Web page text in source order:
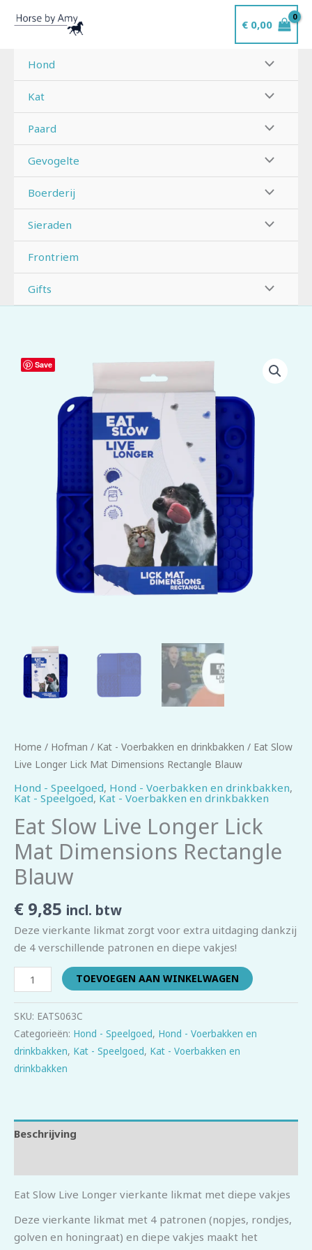
naar
inhoud
€0,00
Hond
Kat
Paard
Gevogelte
Boerderij
Sieraden
Frontriem
Gifts
Save
Home / Hofman / Kat - Voerbakken en drinkbakken / Eat Slow
Live Longer Lick Mat Dimensions Rectangle Blauw
Hond - Speelgoed, Hond - Voerbakken en drinkbakken,
Kat - Speelgoed, Kat - Voerbakken en drinkbakken
Eat Slow Live Longer Lick
Mat Dimensions Rectangle
Blauw
€ 9,85 incl. btw
Deze vierkante likmat zorgt voor extra uitdaging dankzij
de 4 verschillende patronen en diepe vakjes!
Eat
Slow
Rectangle
TOEVOEGEN AAN WINKELWAGEN
SKU: EATS063C
Categorieën: Hond - Speelgoed, Hond - Voerbakken en
drinkbakken, Kat - Speelgoed, Kat - Voerbakken en
drinkbakken
Beschrijving
Eat Slow Live Longer vierkante likmat met diepe vakjes
Deze vierkante likmat met 4 patronen (nopjes, rondjes,
golven en honingraat) en diepe vakjes maakt het